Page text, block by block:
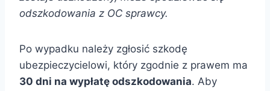
odszkodowania z OC sprawcy.
Po wypadku należy zgłosić szkodę
ubezpieczycielowi, który zgodnie z prawem ma
30 dni na wypłatę odszkodowania. Aby